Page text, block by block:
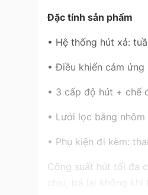
Đặc tính sản phẩm
• Hệ thống hút xả:
• Điều khiển cảm ứng
• 3 cấp độ hút + chế
• Lưới lọc bằng
• Phụ kiện đi kèm:
Công suất hút tối đa
chịu, trả lại không